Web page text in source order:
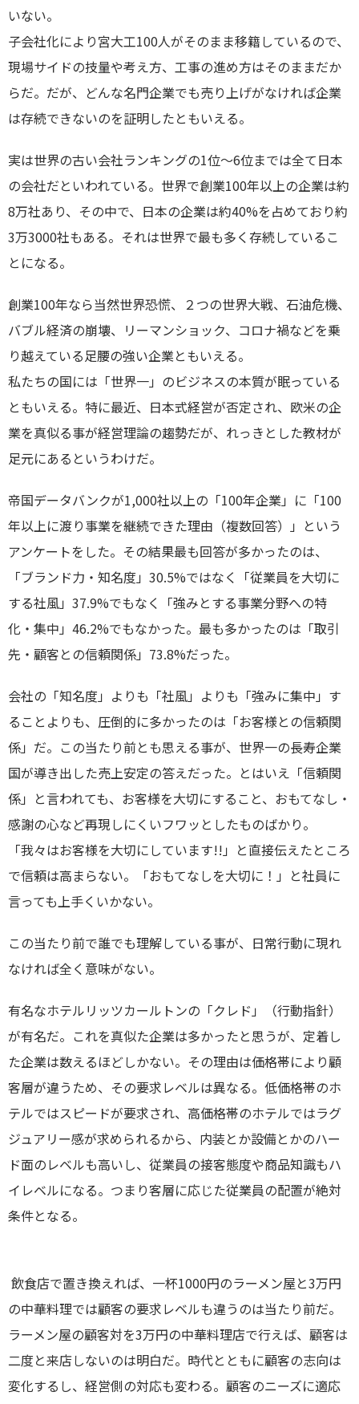
横浜営業所
港北ニュータウン店
登戸店
いない。
子会社化により宮大工100人がそのまま移籍しているので、
現場サイドの技量や考え方、工事の進め方はそのままだか
らだ。だが、どんな名門企業でも売り上げがなければ企業
は存続できないのを証明したともいえる。
実は世界の古い会社ランキングの1位～6位までは全て日本
の会社だといわれている。世界で創業100年以上の企業は約
8万社あり、その中で、日本の企業は約40%を占めており約
3万3000社もある。それは世界で最も多く存続しているこ
とになる。
創業100年なら当然世界恐慌、２つの世界大戦、石油危機、
バブル経済の崩壊、リーマンショック、コロナ禍などを乗
り越えている足腰の強い企業ともいえる。
私たちの国には「世界一」のビジネスの本質が眠っている
ともいえる。特に最近、日本式経営が否定され、欧米の企
業を真似る事が経営理論の趨勢だが、れっきとした教材が
足元にあるというわけだ。
帝国データバンクが1,000社以上の「100年企業」に「100
年以上に渡り事業を継続できた理由（複数回答）」という
アンケートをした。その結果最も回答が多かったのは、
「ブランド力・知名度」30.5%ではなく「従業員を大切に
する社風」37.9%でもなく「強みとする事業分野への特
化・集中」46.2%でもなかった。最も多かったのは「取引
先・顧客との信頼関係」73.8%だった。
会社の「知名度」よりも「社風」よりも「強みに集中」す
ることよりも、圧倒的に多かったのは「お客様との信頼関
係」だ。この当たり前とも思える事が、世界一の長寿企業
国が導き出した売上安定の答えだった。とはいえ「信頼関
係」と言われても、お客様を大切にすること、おもてなし・
感謝の心など再現しにくいフワッとしたものばかり。
「我々はお客様を大切にしています!!」と直接伝えたところ
で信頼は高まらない。「おもてなしを大切に！」と社員に
言っても上手くいかない。
この当たり前で誰でも理解している事が、日常行動に現れ
なければ全く意味がない。
有名なホテルリッツカールトンの「クレド」（行動指針）
が有名だ。これを真似た企業は多かったと思うが、定着し
た企業は数えるほどしかない。その理由は価格帯により顧
客層が違うため、その要求レベルは異なる。低価格帯のホ
テルではスピードが要求され、高価格帯のホテルではラグ
ジュアリー感が求められるから、内装とか設備とかのハー
ド面のレベルも高いし、従業員の接客態度や商品知識もハ
イレベルになる。つまり客層に応じた従業員の配置が絶対
条件となる。
飲食店で置き換えれば、一杯1000円のラーメン屋と3万円
の中華料理では顧客の要求レベルも違うのは当たり前だ。
ラーメン屋の顧客対を3万円の中華料理店で行えば、顧客は
二度と来店しないのは明白だ。時代とともに顧客の志向は
変化するし、経営側の対応も変わる。顧客のニーズに適応